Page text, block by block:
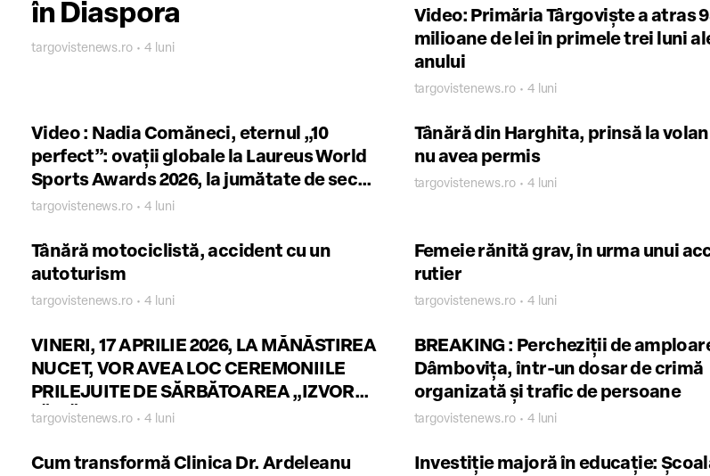
în Diaspora
targovistenews.ro • 4 luni
Video: Primăria Târgoviște a atras
milioane de lei în primele trei luni
anului
targovistenews.ro • 4 luni
Video : Nadia Comăneci, eternul „10
perfect”: ovații globale la Laureus World
Sports Awards 2026, la jumătate de secol
de la momentul care a rescris istoria
targovistenews.ro • 4 luni
Tânără din Harghita, prinsă la
nu avea permis
targovistenews.ro • 4 luni
Tânără motociclistă, accident cu un
autoturism
targovistenews.ro • 4 luni
Femeie rănită grav, în urma unui
rutier
targovistenews.ro • 4 luni
VINERI, 17 APRILIE 2026, LA MĂNĂSTIREA
NUCET, VOR AVEA LOC CEREMONIILE
PRILEJUITE DE SĂRBĂTOAREA „IZVORUL
TĂMĂDUIRII”
targovistenews.ro • 4 luni
BREAKING : Percheziții de
Dâmbovița, într-un dosar de crimă
organizată și trafic de persoane
targovistenews.ro • 4 luni
Cum transformă Clinica Dr. Ardeleanu
Investiție majoră în educație: